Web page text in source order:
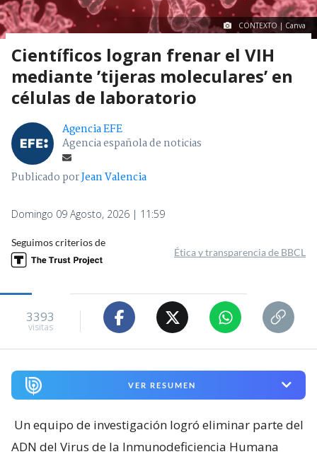
CONTEXTO | Canva
Científicos logran frenar el VIH
mediante ’tijeras moleculares’ en
células de laboratorio
Agencia EFE
Agencia española de noticias
Publicado porJean Valencia
Domingo 09 Agosto, 2026 | 11:59
Seguimos criterios de
Ética y transparencia de BBCL
3393
visitas
VER RESUMEN
Un equipo de investigación logró eliminar parte del
ADN del Virus de la Inmunodeficiencia Humana